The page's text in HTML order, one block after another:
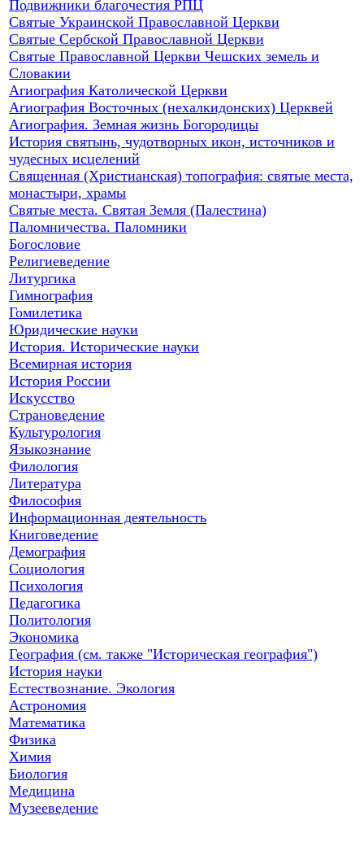
Подвижники благочестия РПЦ
Святые Украинской Православной Церкви
Святые Сербской Православной Церкви
Святые Православной Церкви Чешских земель и
Словакии
Агиография Католической Церкви
Агиография Восточных (нехалкидонских) Церквей
Агиография. Земная жизнь Богородицы
История святынь, чудотворных икон, источников и
чудесных исцелений
Священная (Христианская) топография: святые места,
монастыри, храмы
Святые места. Святая Земля (Палестина)
Паломничества. Паломники
Богословие
Религиеведение
Литургика
Гимнография
Гомилетика
Юридические науки
История. Исторические науки
Всемирная история
История России
Искусство
Страноведение
Культурология
Языкознание
Филология
Литература
Философия
Информационная деятельность
Книговедение
Демография
Социология
Психология
Педагогика
Политология
Экономика
География (см. также "Историческая география")
История науки
Естествознание. Экология
Астрономия
Математика
Физика
Химия
Биология
Медицина
Музееведение